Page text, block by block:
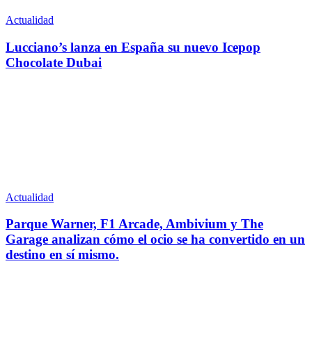
Actualidad
Lucciano’s lanza en España su nuevo Icepop
Chocolate Dubai
Actualidad
Parque Warner, F1 Arcade, Ambivium y The
Garage analizan cómo el ocio se ha convertido en un
destino en sí mismo.